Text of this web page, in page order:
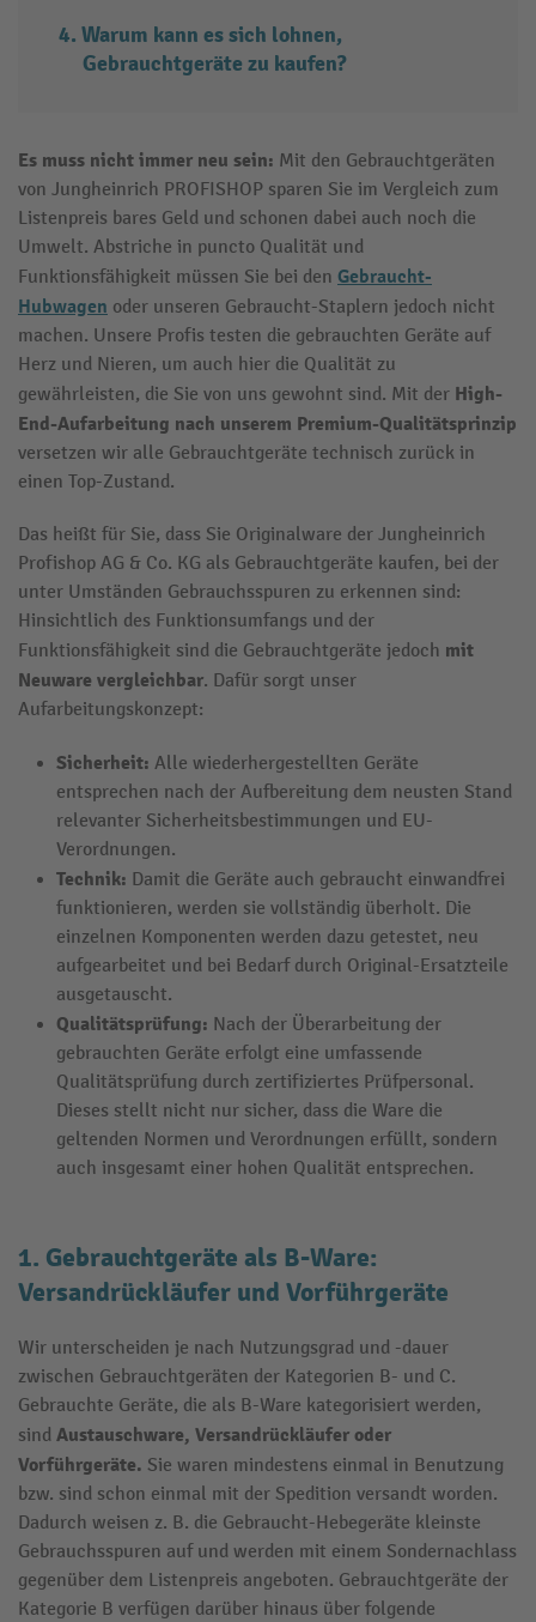
Warum kann es sich lohnen,
Gebrauchtgeräte zu kaufen?
Es muss nicht immer neu sein: Mit den Gebrauchtgeräten
von Jungheinrich PROFISHOP sparen Sie im Vergleich zum
Listenpreis bares Geld und schonen dabei auch noch die
Umwelt. Abstriche in puncto Qualität und
Funktionsfähigkeit müssen Sie bei den Gebraucht-
Hubwagen oder unseren Gebraucht-Staplern jedoch nicht
machen. Unsere Profis testen die gebrauchten Geräte auf
Herz und Nieren, um auch hier die Qualität zu
gewährleisten, die Sie von uns gewohnt sind. Mit der High-
End-Aufarbeitung nach unserem Premium-Qualitätsprinzip
versetzen wir alle Gebrauchtgeräte technisch zurück in
einen Top-Zustand.
Das heißt für Sie, dass Sie Originalware der Jungheinrich
Profishop AG & Co. KG als Gebrauchtgeräte kaufen, bei der
unter Umständen Gebrauchsspuren zu erkennen sind:
Hinsichtlich des Funktionsumfangs und der
Funktionsfähigkeit sind die Gebrauchtgeräte jedoch mit
Neuware vergleichbar. Dafür sorgt unser
Aufarbeitungskonzept:
Sicherheit: Alle wiederhergestellten Geräte
entsprechen nach der Aufbereitung dem neusten Stand
relevanter Sicherheitsbestimmungen und EU-
Verordnungen.
Technik: Damit die Geräte auch gebraucht einwandfrei
funktionieren, werden sie vollständig überholt. Die
einzelnen Komponenten werden dazu getestet, neu
aufgearbeitet und bei Bedarf durch Original-Ersatzteile
ausgetauscht.
Qualitätsprüfung: Nach der Überarbeitung der
gebrauchten Geräte erfolgt eine umfassende
Qualitätsprüfung durch zertifiziertes Prüfpersonal.
Dieses stellt nicht nur sicher, dass die Ware die
geltenden Normen und Verordnungen erfüllt, sondern
auch insgesamt einer hohen Qualität entsprechen.
1. Gebrauchtgeräte als B-Ware:
Versandrückläufer und Vorführgeräte
Wir unterscheiden je nach Nutzungsgrad und -dauer
zwischen Gebrauchtgeräten der Kategorien B- und C.
Gebrauchte Geräte, die als B-Ware kategorisiert werden,
sind Austauschware, Versandrückläufer oder
Vorführgeräte. Sie waren mindestens einmal in Benutzung
bzw. sind schon einmal mit der Spedition versandt worden.
Dadurch weisen z. B. die Gebraucht-Hebegeräte kleinste
Gebrauchsspuren auf und werden mit einem Sondernachlass
gegenüber dem Listenpreis angeboten. Gebrauchtgeräte der
Kategorie B verfügen darüber hinaus über folgende